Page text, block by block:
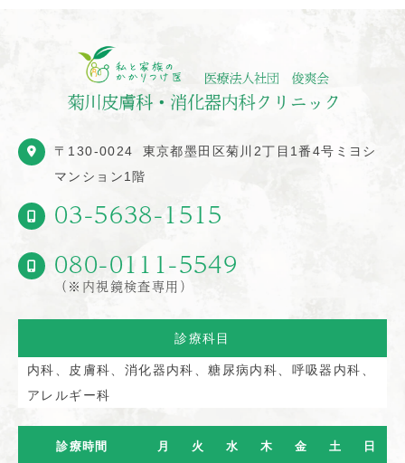
〒130-0024
東京都墨田区菊川2丁目1番4号ミヨシ
マンション1階
03-5638-1515
080-0111-5549
（※内視鏡検査専用）
診療科目
内科、皮膚科、消化器内科、糖尿病内科、呼吸器内科、
アレルギー科
診療時間 月 火 水 木 金 土 日